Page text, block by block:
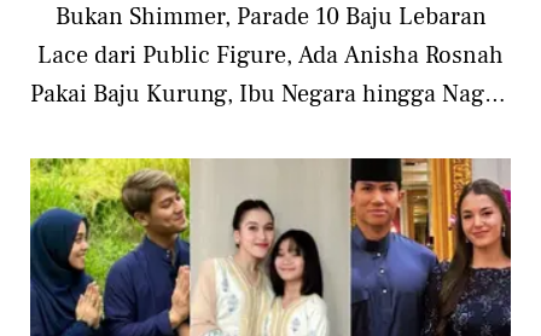
Bukan Shimmer, Parade 10 Baju Lebaran
Lace dari Public Figure, Ada Anisha Rosnah
Pakai Baju Kurung, Ibu Negara hingga Nagita